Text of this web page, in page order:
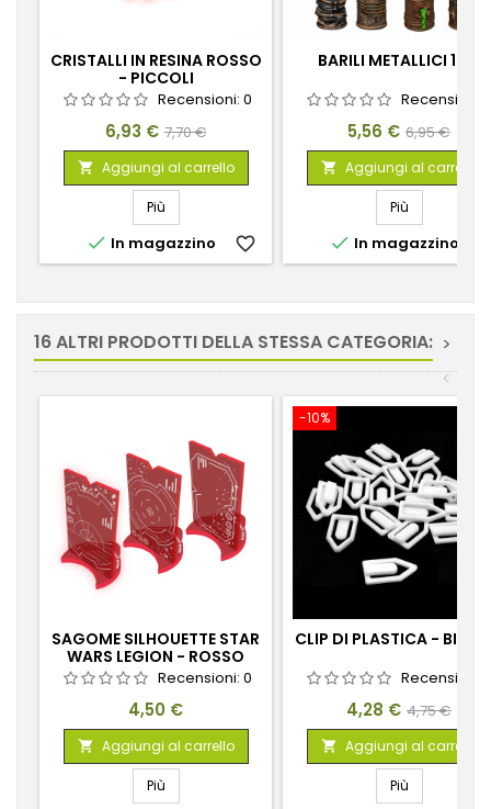
CRISTALLI IN RESINA ROSSO
- PICCOLI
Recensioni: 0
Prezzo
6,93 € Prezzo
base
7,70 €
 Aggiungi al carrello
Più
 In magazzino favorite_border
BARILI METALLICI 1:48
Recensioni:
Prezzo
5,56 € Prezzo
base
6,95 €
 Aggiungi al carrello
Più
 In magazzino
16 ALTRI PRODOTTI DELLA STESSA CATEGORIA: >
<
SAGOME SILHOUETTE STAR
WARS LEGION - ROSSO
Recensioni: 0
Prezzo
4,50 €
 Aggiungi al carrello
Più
-10%
CLIP DI PLASTICA -
Recensioni:
Prezzo
4,28 € Prezzo
base
4,75 €
 Aggiungi al carrello
Più